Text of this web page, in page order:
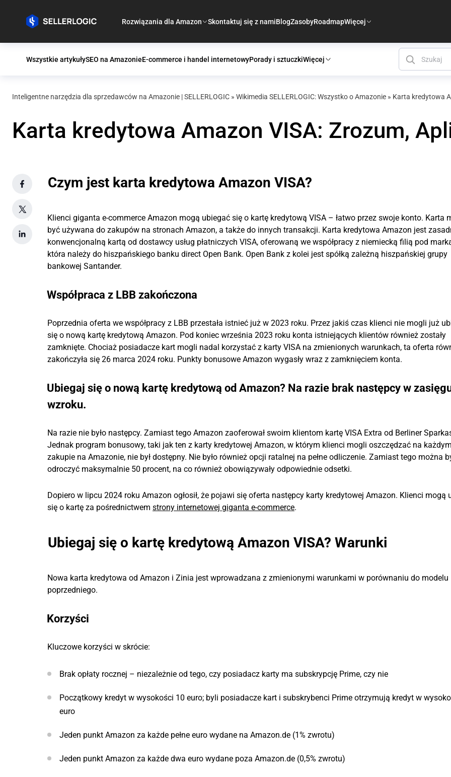
Rozwiązania dla Amazon Skontaktuj się z namiBlogZasobyRoadmapWięcej
Wszystkie artykułySEO na AmazonieE-commerce i handel internetowyPorady i sztuczkiWięcej
Inteligentne narzędzia dla sprzedawców na Amazonie | SELLERLOGIC » Wikimedia SELLERLOGIC: Wszystko o Amazonie » Karta kredytowa
Karta kredytowa Amazon VISA: Zrozum,
Czym jest karta kredytowa Amazon VISA?
Klienci giganta e-commerce Amazon mogą ubiegać się o kartę kredytową VISA – łatwo przez swoje konto. Karta
być używana do zakupów na stronach Amazon, a także do innych transakcji. Karta kredytowa Amazon jest
konwencjonalną kartą od dostawcy usług płatniczych VISA, oferowaną we współpracy z niemiecką filią pod
która należy do hiszpańskiego banku direct Open Bank. Open Bank z kolei jest spółką zależną hiszpańskiej grupy
bankowej Santander.
Współpraca z LBB zakończona
Poprzednia oferta we współpracy z LBB przestała istnieć już w 2023 roku. Przez jakiś czas klienci nie mogli już
się o nową kartę kredytową Amazon. Pod koniec września 2023 roku konta istniejących klientów również zostały
zamknięte. Chociaż posiadacze kart mogli nadal korzystać z karty VISA na zmienionych warunkach, ta oferta
zakończyła się 26 marca 2024 roku. Punkty bonusowe Amazon wygasły wraz z zamknięciem konta.
Ubiegaj się o nową kartę kredytową od Amazon? Na razie brak następcy w
wzroku.
Na razie nie było następcy. Zamiast tego Amazon zaoferował swoim klientom kartę VISA Extra od Berliner
Jednak program bonusowy, taki jak ten z karty kredytowej Amazon, w którym klienci mogli oszczędzać na każdym
zakupie na Amazonie, nie był dostępny. Nie było również opcji ratalnej na pełne odliczenie. Zamiast tego można
odroczyć maksymalnie 50 procent, na co również obowiązywały odpowiednie odsetki.
Dopiero w lipcu 2024 roku Amazon ogłosił, że pojawi się oferta następcy karty kredytowej Amazon. Klienci mogą
się o kartę za pośrednictwem strony internetowej giganta e-commerce.
Ubiegaj się o kartę kredytową Amazon VISA? Warunki
Nowa karta kredytowa od Amazon i Zinia jest wprowadzana z zmienionymi warunkami w porównaniu do modelu
poprzedniego.
Korzyści
Kluczowe korzyści w skrócie:
Brak opłaty rocznej – niezależnie od tego, czy posiadacz karty ma subskrypcję Prime, czy nie
Początkowy kredyt w wysokości 10 euro; byli posiadacze kart i subskrybenci Prime otrzymują kredyt w
euro
Jeden punkt Amazon za każde pełne euro wydane na Amazon.de (1% zwrotu)
Jeden punkt Amazon za każde dwa euro wydane poza Amazon.de (0,5% zwrotu)